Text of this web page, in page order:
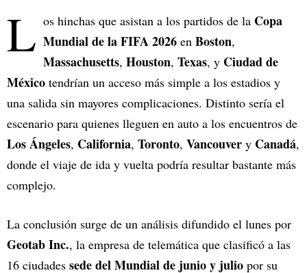
L os hinchas que asistan a los partidos de la Copa
Mundial de la FIFA 2026 en Boston,
Massachusetts, Houston, Texas, y Ciudad de
México tendrían un acceso más simple a los estadios y
una salida sin mayores complicaciones. Distinto sería el
escenario para quienes lleguen en auto a los encuentros de
Los Ángeles, California, Toronto, Vancouver y Canadá,
donde el viaje de ida y vuelta podría resultar bastante más
complejo.
La conclusión surge de un análisis difundido el lunes por
Geotab Inc., la empresa de telemática que clasificó a las
16 ciudades sede del Mundial de junio y julio por su